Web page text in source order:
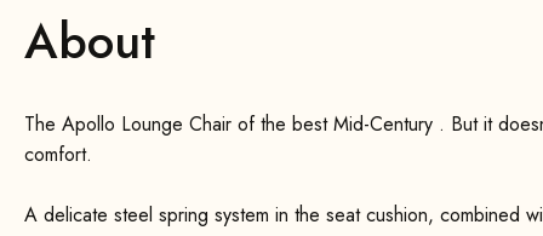
About
The Apollo Lounge Chair of the best Mid-Century . But it
comfort.
A delicate steel spring system in the seat cushion, combined